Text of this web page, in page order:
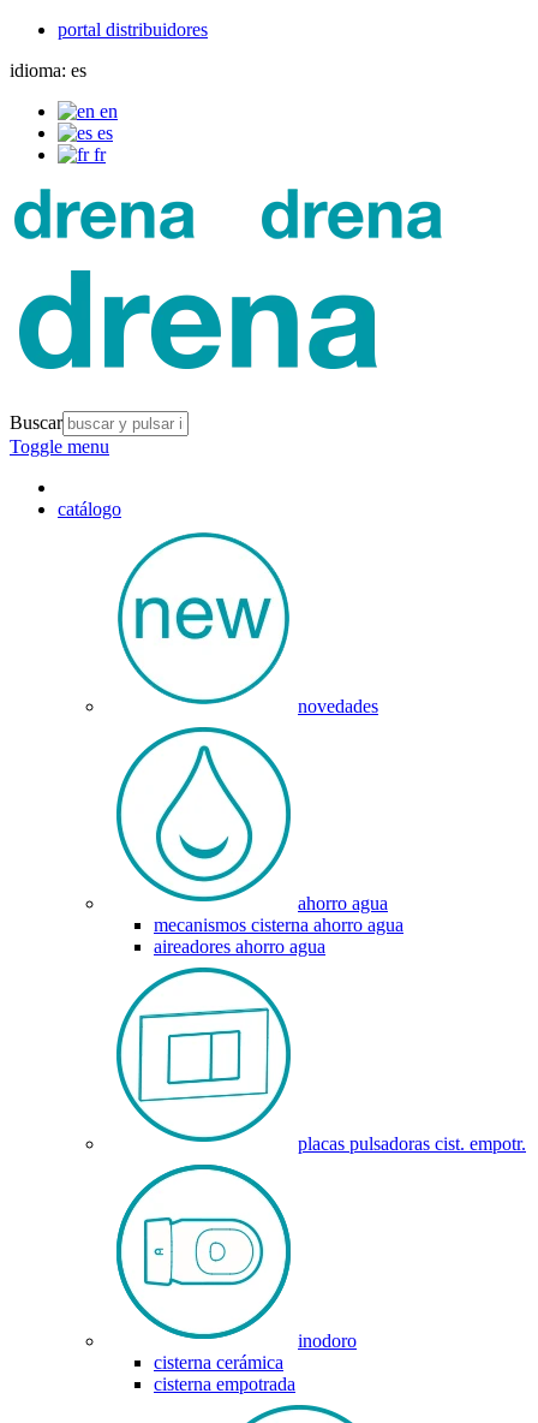
portal distribuidores
idioma: es
en
es
fr
Buscar
Toggle menu
catálogo
novedades
ahorro agua
mecanismos cisterna ahorro agua
aireadores ahorro agua
placas pulsadoras cist. empotr.
inodoro
cisterna cerámica
cisterna empotrada